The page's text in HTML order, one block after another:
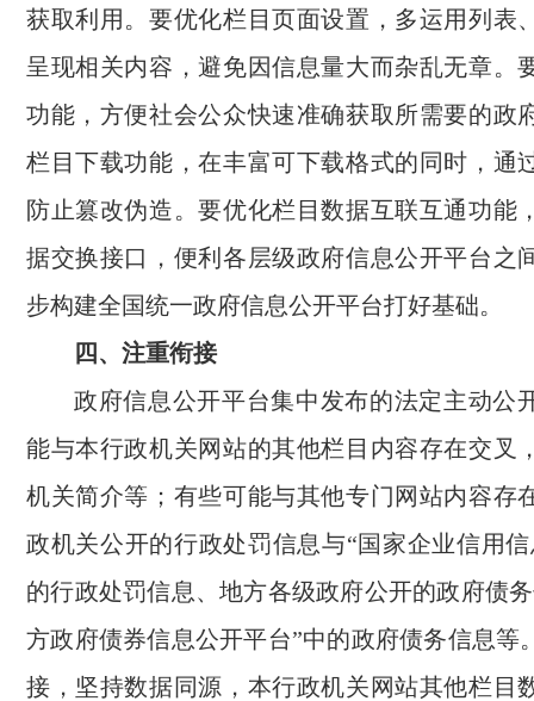
获取利用。要优化栏目页面设置，多运用列表
呈现相关内容，避免因信息量大而杂乱无章。
功能，方便社会公众快速准确获取所需要的政
栏目下载功能，在丰富可下载格式的同时，通
防止篡改伪造。要优化栏目数据互联互通功能
据交换接口，便利各层级政府信息公开平台之
步构建全国统一政府信息公开平台打好基础。
四、注重衔接
政府信息公开平台集中发布的法定主动公
能与本行政机关网站的其他栏目内容存在交叉
机关简介等；有些可能与其他专门网站内容存
政机关公开的行政处罚信息与“国家企业信用
的行政处罚信息、地方各级政府公开的政府债
方政府债券信息公开平台”中的政府债务信息等
接，坚持数据同源，本行政机关网站其他栏目